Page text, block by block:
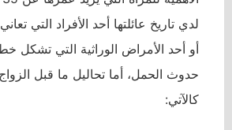
لدي تاريخ عائلتها أحد الأفراد التي
أو أحد الأمراض الوراثية التي تشكل
حدوث الحمل، أما تحاليل ما قبل
كالآتي: